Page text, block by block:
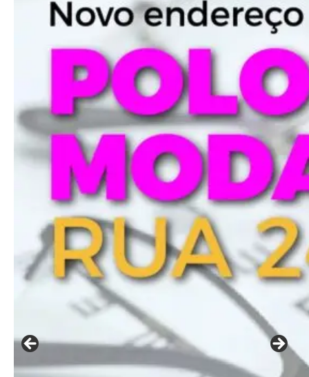
━ pricing plans
Free
Included for free:
Etiam est nibh, lobortis sit
Praesent euismod ac
Ut mollis pellentesque tortor